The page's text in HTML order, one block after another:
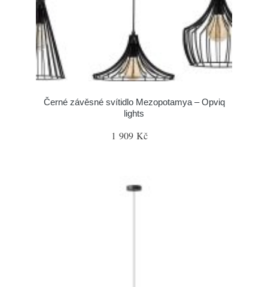
Černé závěsné svítidlo Mezopotamya – Opviq
lights
1 909 Kč